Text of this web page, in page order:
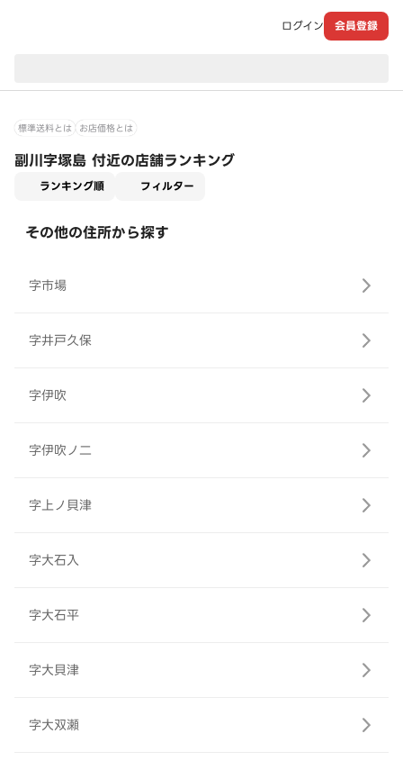
ログイン 会員登録
標準送料とは お店価格とは
副川字塚島 付近の店舗ランキング
ランキング順 フィルター
その他の住所から探す
字市場
字井戸久保
字伊吹
字伊吹ノ二
字上ノ貝津
字大石入
字大石平
字大貝津
字大双瀬